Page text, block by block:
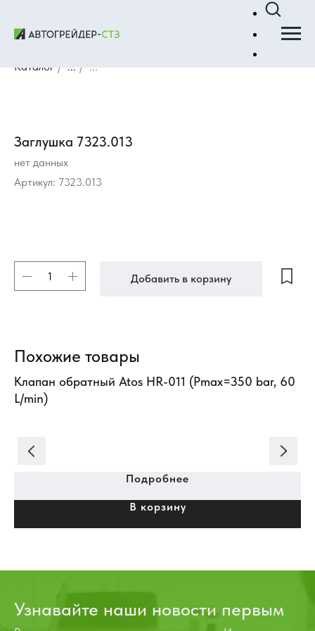
Каталог / ... / ...
Заглушка 7323.013
нет данных
Артикул: 7323.013
Добавить в корзину
Похожие товары
Клапан обратный Atos HR-011 (Pmax=350 bar, 60
L/min)
Подробнее
В корзину
Узнавайте наши новости первым